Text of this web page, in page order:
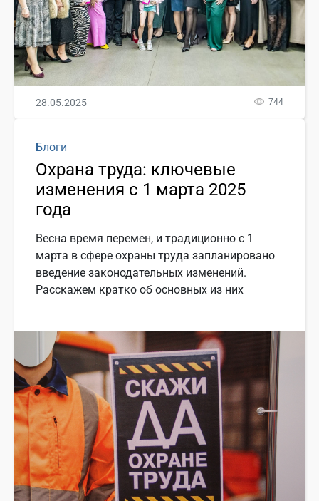
28.05.2025 744
Блоги
Охрана труда: ключевые
изменения с 1 марта 2025
года
Весна время перемен, и традиционно с 1
марта в сфере охраны труда запланировано
введение законодательных изменений.
Расскажем кратко об основных из них